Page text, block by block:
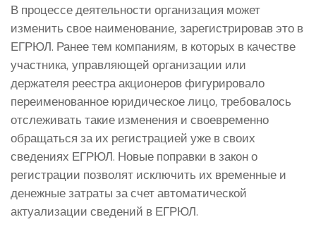
В процессе деятельности организация может
изменить свое наименование, зарегистрировав это в
ЕГРЮЛ. Ранее тем компаниям, в которых в качестве
участника, управляющей организации или
держателя реестра акционеров фигурировало
переименованное юридическое лицо, требовалось
отслеживать такие изменения и своевременно
обращаться за их регистрацией уже в своих
сведениях ЕГРЮЛ. Новые поправки в закон о
регистрации позволят исключить их временные и
денежные затраты за счет автоматической
актуализации сведений в ЕГРЮЛ.